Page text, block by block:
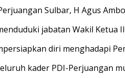
Sulbar, H Agus
jabatan Wakil Ketua
diri menghadapi
kader PDI-Perjuangan